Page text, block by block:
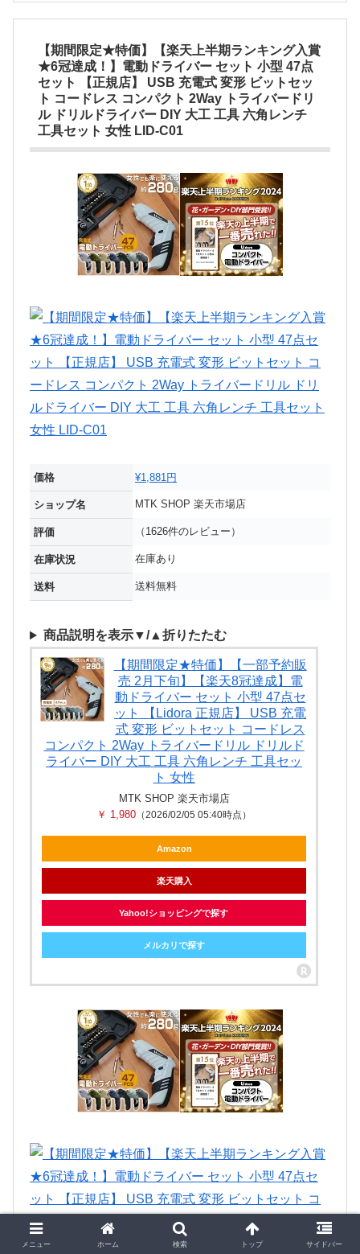
【期間限定★特価】【楽天上半期ランキング入賞
★6冠達成！】電動ドライバー セット 小型 47点
セット 【正規店】 USB 充電式 変形 ビットセッ
ト コードレス コンパクト 2Way トライバードリ
ル ドリルドライバー DIY 大工 工具 六角レンチ
工具セット 女性 LID-C01
価格 ¥1,881円
ショップ名 MTK SHOP 楽天市場店
評価 （1626件のレビュー）
在庫状況 在庫あり
送料 送料無料
商品説明を表示▼/▲折りたたむ
【期間限定★特価】【一部予約販
売 2月下旬】【楽天8冠達成】電
動ドライバー セット 小型 47点セ
ット 【Lidora 正規店】 USB 充電
式 変形 ビットセット コードレス
コンパクト 2Way トライバードリル ドリルド
ライバー DIY 大工 工具 六角レンチ 工具セッ
ト 女性
MTK SHOP 楽天市場店
￥ 1,980 （2026/02/05 05:40時点）
Amazon
楽天購入
Yahoo!ショッピングで探す
メルカリで探す
メニュー ホーム 検索 トップ サイドバー